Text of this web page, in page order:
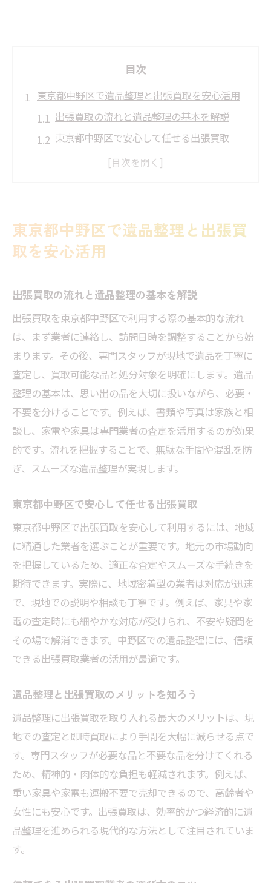
目次
東京都中野区で遺品整理と出張買取を安心活用
出張買取の流れと遺品整理の基本を解説
東京都中野区で安心して任せる出張買取
遺品整理と出張買取のメリットを知ろう
丁寧な査定が魅力の出張買取で遺品整理の悩み
解消
専門スタッフによる丁寧な出張買取査定の
遺品整理で重視したい査定内容とポイント
東京都中野区で評判の良い出張買取活用法
出張買取で不用品も安心して整理できる方
法
家具や家電の高価査定につながるコツ
信頼できる業者選びで出張買取を賢く利用する
方法
信頼できる出張買取業者の特徴をチェック
口コミや実績で判断する遺品整理の安心感
め方
失敗しない出張買取業者選びのポイント
公式LINE査定や電話見積もりの活用術
遺品整理を効率化する東京都中野区の出張買取
手順
出張買取の依頼から査定までの具体的手順
遺品整理をスムーズに進めるための流れ
出張買取と同時に進める遺品整理のコツ
ト
家電や家具もまとめて査定可能な流れを解
説
出張買取を活用した家電や家具の整理ポイント
家電や家具の出張買取査定ポイントを解説
東京都中野区で大型品も安心して買取依頼
家具や家電別の出張買取高価査定のコツ
遺品整理時の家電・家具出張買取の流れ
東京都中野区で遺品整理と出張買
取を安心活用
出張買取の流れと遺品整理の基本を解説
出張買取を東京都中野区で利用する際の基本的な流れ
は、まず業者に連絡し、訪問日時を調整することから始
まります。その後、専門スタッフが現地で遺品を丁寧に
査定し、買取可能な品と処分対象を明確にします。遺品
整理の基本は、思い出の品を大切に扱いながら、必要・
不要を分けることです。例えば、書類や写真は家族と相
談し、家電や家具は専門業者の査定を活用するのが効果
的です。流れを把握することで、無駄な手間や混乱を防
ぎ、スムーズな遺品整理が実現します。
東京都中野区で安心して任せる出張買取
東京都中野区で出張買取を安心して利用するには、地域
に精通した業者を選ぶことが重要です。地元の市場動向
を把握しているため、適正な査定やスムーズな手続きを
期待できます。実際に、地域密着型の業者は対応が迅速
で、現地での説明や相談も丁寧です。例えば、家具や家
電の査定時にも細やかな対応が受けられ、不安や疑問を
その場で解消できます。中野区での遺品整理には、信頼
できる出張買取業者の活用が最適です。
遺品整理と出張買取のメリットを知ろう
遺品整理に出張買取を取り入れる最大のメリットは、現
地での査定と即時買取により手間を大幅に減らせる点で
す。専門スタッフが必要な品と不要な品を分けてくれる
ため、精神的・肉体的な負担も軽減されます。例えば、
重い家具や家電も運搬不要で売却できるので、高齢者や
女性にも安心です。出張買取は、効率的かつ経済的に遺
品整理を進められる現代的な方法として注目されていま
す。